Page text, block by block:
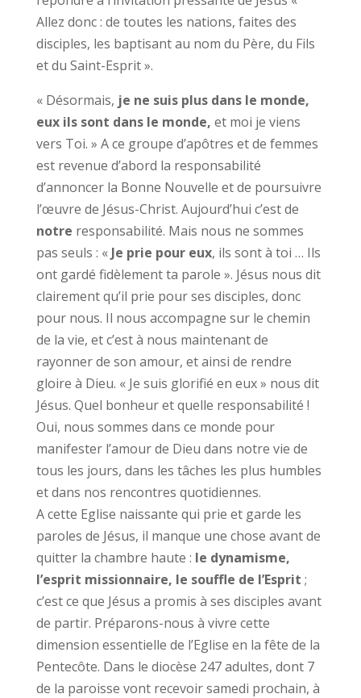
Allez donc : de toutes les nations, faites des
disciples, les baptisant au nom du Père, du Fils
et du Saint-Esprit ».
« Désormais, je ne suis plus dans le monde,
eux ils sont dans le monde, et moi je viens
vers Toi. » A ce groupe d’apôtres et de femmes
est revenue d’abord la responsabilité
d’annoncer la Bonne Nouvelle et de poursuivre
l’œuvre de Jésus-Christ. Aujourd’hui c’est de
notre responsabilité. Mais nous ne sommes
pas seuls : « Je prie pour eux, ils sont à toi … Ils
ont gardé fidèlement ta parole ». Jésus nous dit
clairement qu’il prie pour ses disciples, donc
pour nous. Il nous accompagne sur le chemin
de la vie, et c’est à nous maintenant de
rayonner de son amour, et ainsi de rendre
gloire à Dieu. « Je suis glorifié en eux » nous dit
Jésus. Quel bonheur et quelle responsabilité !
Oui, nous sommes dans ce monde pour
manifester l’amour de Dieu dans notre vie de
tous les jours, dans les tâches les plus humbles
et dans nos rencontres quotidiennes.
A cette Eglise naissante qui prie et garde les
paroles de Jésus, il manque une chose avant de
quitter la chambre haute : le dynamisme,
l’esprit missionnaire, le souffle de l’Esprit ;
c’est ce que Jésus a promis à ses disciples avant
de partir. Préparons-nous à vivre cette
dimension essentielle de l’Eglise en la fête de la
Pentecôte. Dans le diocèse 247 adultes, dont 7
de la paroisse vont recevoir samedi prochain, à